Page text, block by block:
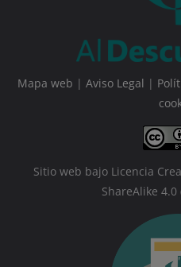
Mapa web | Aviso Legal |
Sitio web bajo Licencia
ShareAlike 4.0